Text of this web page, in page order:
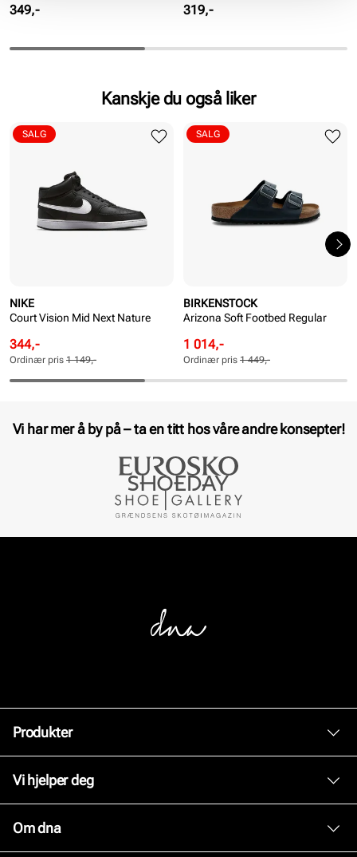
Pris
349,- Pris
319,-
Kanskje du også liker
NIKE
Court Vision Mid Next Nature
Rabattert
pris
Pris
344,-
Ordinær
pris
Pris
Ordinær pris 1 149,-
SALG
BIRKENSTOCK
Arizona Soft Footbed Regular
Rabattert
pris
Pris
1 014,-
Ordinær
pris
Pris
Ordinær pris 1 449,-
SALG
Vi har mer å by på – ta en titt hos våre andre konsepter!
Produkter
Tilbehør
Vi hjelper deg
Om dna